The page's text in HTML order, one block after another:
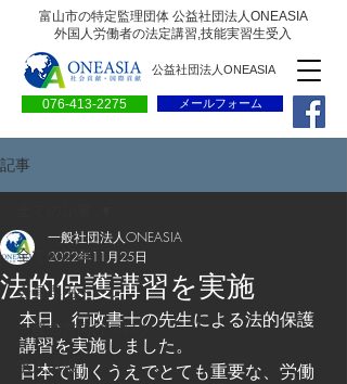
富山市の特定監理団体 公益社団法人ONEASIA
外国人労働者の法定講習,技能実習生受入
076-413-2275
公益社団法人ONEASIA
メールフォーム
記事
全ての記事
会員専用ページ
一般の方向けブログ
求人情報
法的保護講習を実施
一般社団法人ONEASIA
2022年11月25日
本日、行政書士の先生による法的保護
講習を実施しました。
日本で働くうえでとても重要な、労働